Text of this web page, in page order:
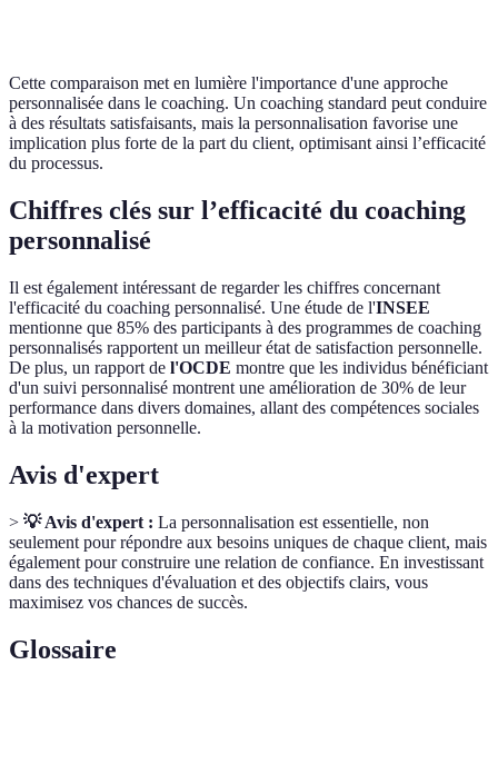
Cette comparaison met en lumière l'importance d'une approche
personnalisée dans le coaching. Un coaching standard peut conduire
à des résultats satisfaisants, mais la personnalisation favorise une
implication plus forte de la part du client, optimisant ainsi l’efficacité
du processus.
Chiffres clés sur l’efficacité du coaching
personnalisé
Il est également intéressant de regarder les chiffres concernant
l'efficacité du coaching personnalisé. Une étude de l'INSEE
mentionne que 85% des participants à des programmes de coaching
personnalisés rapportent un meilleur état de satisfaction personnelle.
De plus, un rapport de l'OCDE montre que les individus bénéficiant
d'un suivi personnalisé montrent une amélioration de 30% de leur
performance dans divers domaines, allant des compétences sociales
à la motivation personnelle.
Avis d'expert
> 💡 Avis d'expert : La personnalisation est essentielle, non
seulement pour répondre aux besoins uniques de chaque client, mais
également pour construire une relation de confiance. En investissant
dans des techniques d'évaluation et des objectifs clairs, vous
maximisez vos chances de succès.
Glossaire